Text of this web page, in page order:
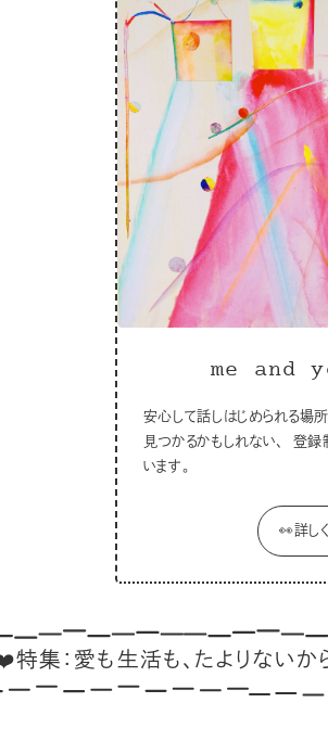
me and
安心して話しはじめられる場
見つかるかもしれない、 登録
います。
👀詳し
も生活も、たよりないから💧